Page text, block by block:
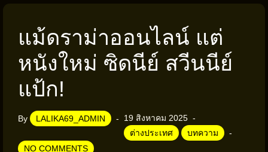
แม้ดราม่าออนไลน์ แต่
หนังใหม่ ซิดนีย์ สวีนนีย์
แป้ก!
By LALIKA69_ADMIN
19 สิงหาคม 2025
ต่างประเทศ
บทความ
NO COMMENTS